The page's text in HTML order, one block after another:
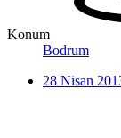
Konum
Bodrum
28 Nisan